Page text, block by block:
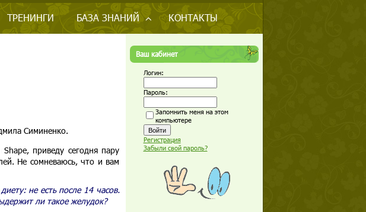
ТРЕНИНГИ БАЗА ЗНАНИЙ КОНТАКТЫ
Симиненко.
приведу сегодня пару
Не сомневаюсь, что и вам
не есть после 14 часов.
ли такое желудок?
Ваш кабинет
Логин:
Пароль:
Запомнить меня на этом
компьютере
Регистрация
Забыли свой пароль?